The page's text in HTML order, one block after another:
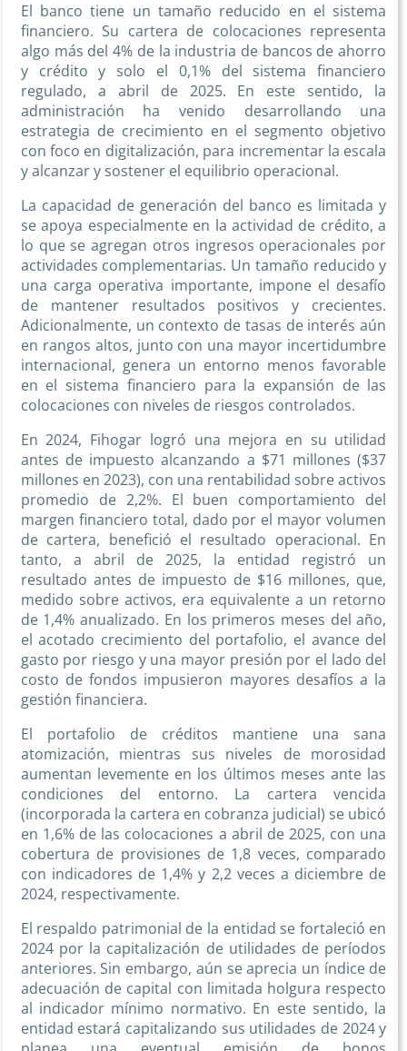
El banco tiene un tamaño reducido en el sistema
financiero. Su cartera de colocaciones representa
algo más del 4% de la industria de bancos de ahorro
y crédito y solo el 0,1% del sistema financiero
regulado, a abril de 2025. En este sentido, la
administración ha venido desarrollando una
estrategia de crecimiento en el segmento objetivo
con foco en digitalización, para incrementar la escala
y alcanzar y sostener el equilibrio operacional.
La capacidad de generación del banco es limitada y
se apoya especialmente en la actividad de crédito, a
lo que se agregan otros ingresos operacionales por
actividades complementarias. Un tamaño reducido y
una carga operativa importante, impone el desafío
de mantener resultados positivos y crecientes.
Adicionalmente, un contexto de tasas de interés aún
en rangos altos, junto con una mayor incertidumbre
internacional, genera un entorno menos favorable
en el sistema financiero para la expansión de las
colocaciones con niveles de riesgos controlados.
En 2024, Fihogar logró una mejora en su utilidad
antes de impuesto alcanzando a $71 millones ($37
millones en 2023), con una rentabilidad sobre activos
promedio de 2,2%. El buen comportamiento del
margen financiero total, dado por el mayor volumen
de cartera, benefició el resultado operacional. En
tanto, a abril de 2025, la entidad registró un
resultado antes de impuesto de $16 millones, que,
medido sobre activos, era equivalente a un retorno
de 1,4% anualizado. En los primeros meses del año,
el acotado crecimiento del portafolio, el avance del
gasto por riesgo y una mayor presión por el lado del
costo de fondos impusieron mayores desafíos a la
gestión financiera.
El portafolio de créditos mantiene una sana
atomización, mientras sus niveles de morosidad
aumentan levemente en los últimos meses ante las
condiciones del entorno. La cartera vencida
(incorporada la cartera en cobranza judicial) se ubicó
en 1,6% de las colocaciones a abril de 2025, con una
cobertura de provisiones de 1,8 veces, comparado
con indicadores de 1,4% y 2,2 veces a diciembre de
2024, respectivamente.
El respaldo patrimonial de la entidad se fortaleció en
2024 por la capitalización de utilidades de períodos
anteriores. Sin embargo, aún se aprecia un índice de
adecuación de capital con limitada holgura respecto
al indicador mínimo normativo. En este sentido, la
entidad estará capitalizando sus utilidades de 2024 y